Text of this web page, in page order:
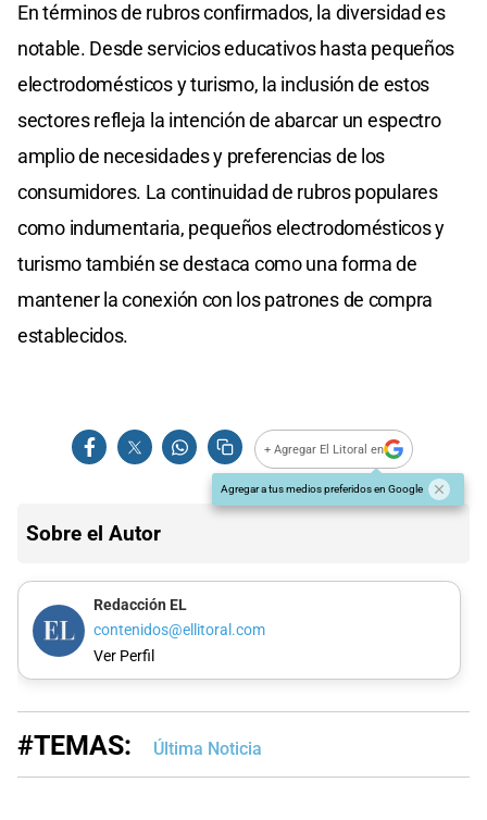
En términos de rubros confirmados, la diversidad es
notable. Desde servicios educativos hasta pequeños
electrodomésticos y turismo, la inclusión de estos
sectores refleja la intención de abarcar un espectro
amplio de necesidades y preferencias de los
consumidores. La continuidad de rubros populares
como indumentaria, pequeños electrodomésticos y
turismo también se destaca como una forma de
mantener la conexión con los patrones de compra
establecidos.
+ Agregar El Litoral en
Agregar a tus medios preferidos en Google
Sobre el Autor
Redacción EL
contenidos@ellitoral.com
Ver Perfil
#TEMAS: Última Noticia